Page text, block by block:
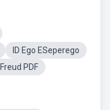
ID Ego ESeperego
PDF